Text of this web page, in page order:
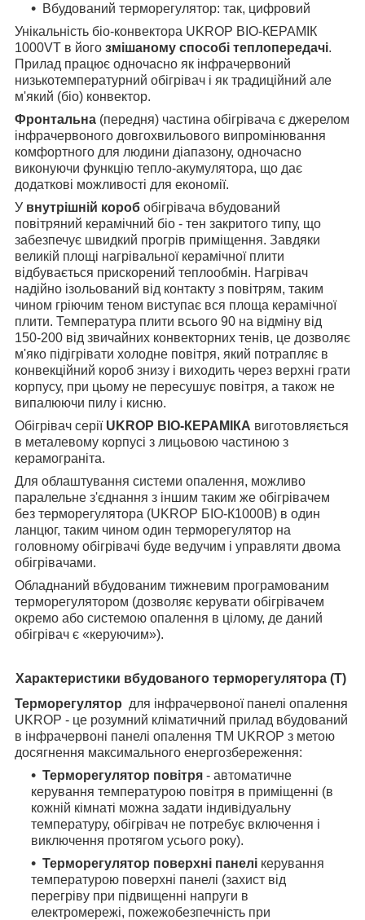
Вбудований терморегулятор: так, цифровий
Унікальність біо-конвектора UKROP BIO-КЕРАМІК
1000VT в його змішаному способі теплопередачі.
Прилад працює одночасно як інфрачервоний
низькотемпературний обігрівач і як традиційний але
м'який (біо) конвектор.
Фронтальна (передня) частина обігрівача є джерелом
інфрачервоного довгохвильового випромінювання
комфортного для людини діапазону, одночасно
виконуючи функцію тепло-акумулятора, що дає
додаткові можливості для економії.
У внутрішній короб обігрівача вбудований
повітряний керамічний біо - тен закритого типу, що
забезпечує швидкий прогрів приміщення. Завдяки
великій площі нагрівальної керамічної плити
відбувається прискорений теплообмін. Нагрівач
надійно ізольований від контакту з повітрям, таким
чином гріючим теном виступає вся площа керамічної
плити. Температура плити всього 90 на відміну від
150-200 від звичайних конвекторних тенів, це дозволяє
м'яко підігрівати холодне повітря, який потрапляє в
конвекційний короб знизу і виходить через верхні грати
корпусу, при цьому не пересушує повітря, а також не
випалюючи пилу і кисню.
Обігрівач серії UKROP BIO-КЕРАМІКА виготовляється
в металевому корпусі з лицьовою частиною з
керамограніта.
Для облаштування системи опалення, можливо
паралельне з'єднання з іншим таким же обігрівачем
без терморегулятора (UKROP БІО-К1000В) в один
ланцюг, таким чином один терморегулятор на
головному обігрівачі буде ведучим і управляти двома
обігрівачами.
Обладнаний вбудованим тижневим програмованим
терморегулятором (дозволяє керувати обігрівачем
окремо або системою опалення в цілому, де даний
обігрівач є «керуючим»).
Характеристики вбудованого терморегулятора (Т)
Терморегулятор для інфрачервоної панелі опалення
UKROP - це розумний кліматичний прилад вбудований
в інфрачервоні панелі опалення ТМ UKROP з метою
досягнення максимального енергозбереження:
Терморегулятор повітря - автоматичне
керування температурою повітря в приміщенні (в
кожній кімнаті можна задати індивідуальну
температуру, обігрівач не потребує включення і
виключення протягом усього року).
Терморегулятор поверхні панелі керування
температурою поверхні панелі (захист від
перегріву при підвищенні напруги в
електромережі, пожежобезпечність при